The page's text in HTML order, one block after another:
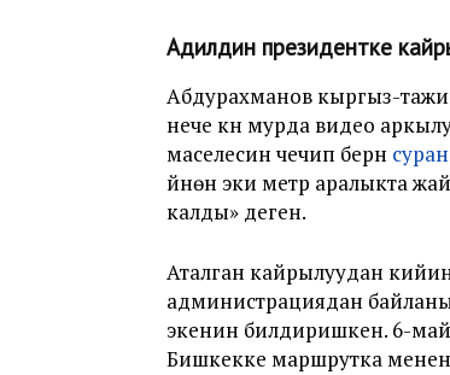
Адилдин президентке
Абдурахманов кыргыз-
нече күн мурда видео
маселесин чечип берүүнү
үйүнөн эки метр аралыкта
калды» деген.
Аталган кайрылуудан
администрациядан
экенин билдиришкен. 6-май
Бишкекке маршрутка менен